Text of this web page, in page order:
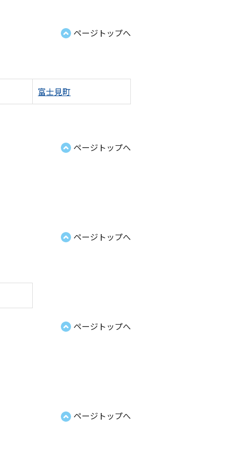
ページトップへ
富士見町
ページトップへ
ページトップへ
ページトップへ
ページトップへ